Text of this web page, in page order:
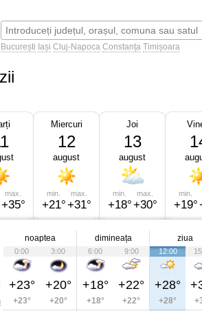
București Iași Cluj-Napoca Constanța Timișoara
max.
+35°
Miercuri
12
august
min.
+21°
max.
+31°
Joi
13
august
min.
+18°
max.
+30°
min.
+19°
noaptea dimineața ziua
0:00 3:00 6:00 9:00 12:00
+23° +20° +18° +22° +28°
+23° +20° +18° +22° +28°